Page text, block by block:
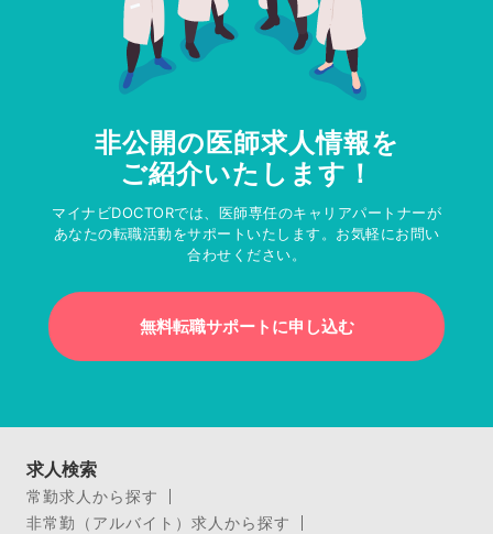
非公開の医師求人情報を
ご紹介いたします！
マイナビDOCTORでは、医師専任のキャリアパートナーが
あなたの転職活動をサポートいたします。お気軽にお問い
合わせください。
無料転職サポートに申し込む
求人検索
常勤求人から探す
非常勤（アルバイト）求人から探す